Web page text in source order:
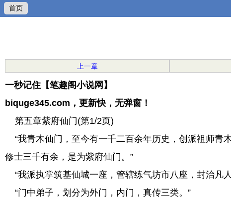
首页
上一章
一秒记住【笔趣阁小说网】
biquge345.com，更新快，无弹窗！
第五章紫府仙门(第1/2页)
“我青木仙门，至今有一千二百余年历史，创派祖师青
修士三千有余，是为紫府仙门。”
“我派执掌筑基仙城一座，管辖练气坊市八座，封治凡
“门中弟子，划分为外门，内门，真传三类。”